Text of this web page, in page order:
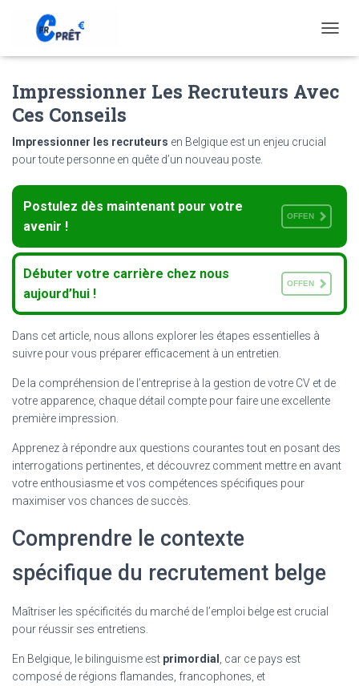
O
G
L
A
T
O
Impressionner Les Recruteurs Avec
Ces Conseils
Impressionner les recruteurs en Belgique est un enjeu crucial
pour toute personne en quête d’un nouveau poste.
Postulez dès maintenant pour votre
avenir !
OFFEN
Débuter votre carrière chez nous
aujourd’hui !
OFFEN
Dans cet article, nous allons explorer les étapes essentielles à
suivre pour vous préparer efficacement à un entretien.
De la compréhension de l’entreprise à la gestion de votre CV et de
votre apparence, chaque détail compte pour faire une excellente
première impression.
Apprenez à répondre aux questions courantes tout en posant des
interrogations pertinentes, et découvrez comment mettre en avant
votre enthousiasme et vos compétences spécifiques pour
maximiser vos chances de succès.
Comprendre le contexte
spécifique du recrutement belge
Maîtriser les spécificités du marché de l’emploi belge est crucial
pour réussir ses entretiens.
En Belgique, le bilinguisme est primordial
, car ce pays est
composé de régions flamandes, francophones, et